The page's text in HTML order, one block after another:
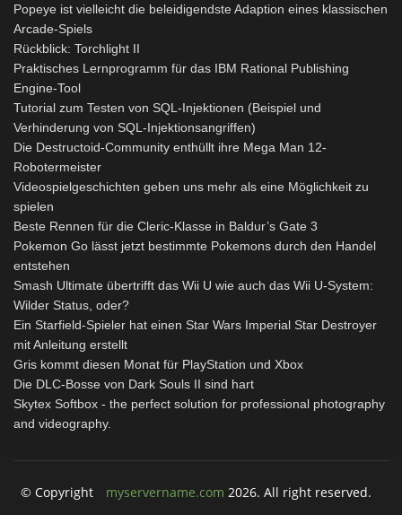
Popeye ist vielleicht die beleidigendste Adaption eines klassischen
Arcade-Spiels
Rückblick: Torchlight II
Praktisches Lernprogramm für das IBM Rational Publishing
Engine-Tool
Tutorial zum Testen von SQL-Injektionen (Beispiel und
Verhinderung von SQL-Injektionsangriffen)
Die Destructoid-Community enthüllt ihre Mega Man 12-
Robotermeister
Videospielgeschichten geben uns mehr als eine Möglichkeit zu
spielen
Beste Rennen für die Cleric-Klasse in Baldur’s Gate 3
Pokemon Go lässt jetzt bestimmte Pokemons durch den Handel
entstehen
Smash Ultimate übertrifft das Wii U wie auch das Wii U-System:
Wilder Status, oder?
Ein Starfield-Spieler hat einen Star Wars Imperial Star Destroyer
mit Anleitung erstellt
Gris kommt diesen Monat für PlayStation und Xbox
Die DLC-Bosse von Dark Souls II sind hart
Skytex Softbox - the perfect solution for professional photography
and videography.
© Copyright myservername.com 2026. All right reserved.